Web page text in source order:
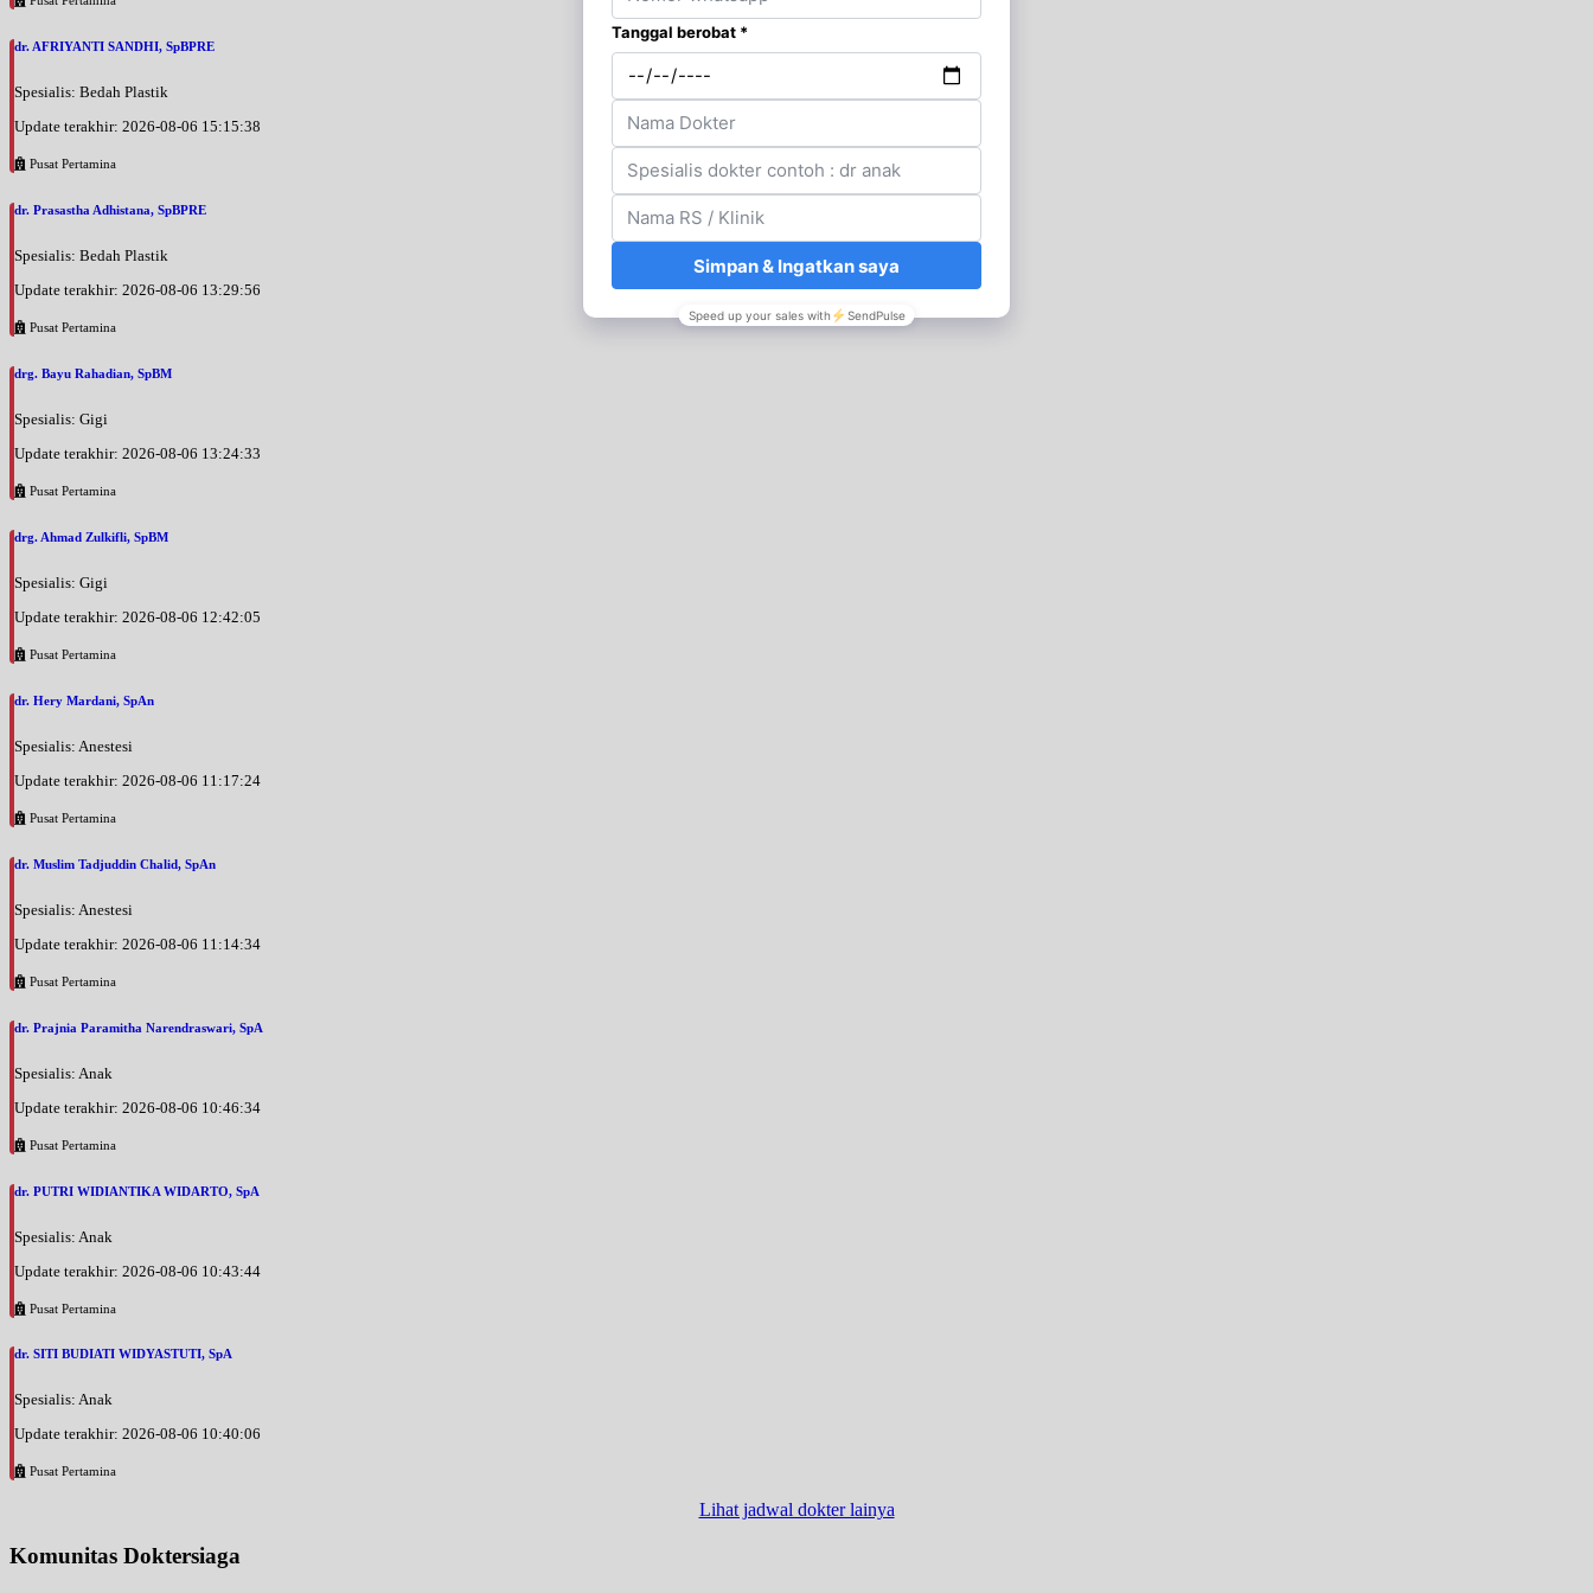
dr. AFRIYANTI SANDHI, SpBPRE
Spesialis: Bedah Plastik
Update terakhir: 2026-08-06 15:15:38
Pusat Pertamina
dr. Prasastha Adhistana, SpBPRE
Spesialis: Bedah Plastik
Update terakhir: 2026-08-06 13:29:56
Pusat Pertamina
drg. Bayu Rahadian, SpBM
Spesialis: Gigi
Update terakhir: 2026-08-06 13:24:33
Pusat Pertamina
drg. Ahmad Zulkifli, SpBM
Spesialis: Gigi
Update terakhir: 2026-08-06 12:42:05
Pusat Pertamina
dr. Hery Mardani, SpAn
Spesialis: Anestesi
Update terakhir: 2026-08-06 11:17:24
Pusat Pertamina
dr. Muslim Tadjuddin Chalid, SpAn
Spesialis: Anestesi
Update terakhir: 2026-08-06 11:14:34
Pusat Pertamina
dr. Prajnia Paramitha Narendraswari, SpA
Spesialis: Anak
Update terakhir: 2026-08-06 10:46:34
Pusat Pertamina
dr. PUTRI WIDIANTIKA WIDARTO, SpA
Spesialis: Anak
Update terakhir: 2026-08-06 10:43:44
Pusat Pertamina
dr. SITI BUDIATI WIDYASTUTI, SpA
Spesialis: Anak
Update terakhir: 2026-08-06 10:40:06
Pusat Pertamina
Lihat jadwal dokter lainya
Komunitas Doktersiaga